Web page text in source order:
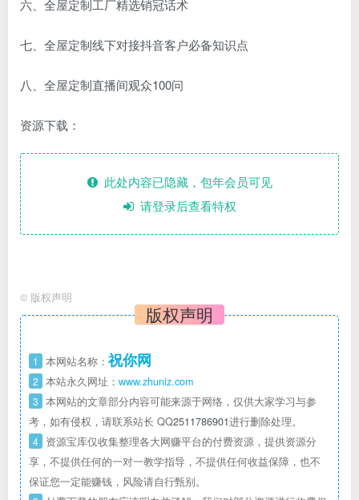
六、全屋定制工厂精选销冠话术
七、全屋定制线下对接抖音客户必备知识点
八、全屋定制直播间观众100问
资源下载：
此处内容已隐藏，包年会员可见
请登录后查看特权
© 版权声明
版权声明
1 本网站名称： 祝你网
2 本站永久网址： www.zhuniz.com
3 本网站的文章部分内容可能来源于网络，仅供大家学习与参
考，如有侵权，请联系站长 QQ2511786901进行删除处理。
4 资源宝库仅收集整理各大网赚平台的付费资源，提供资源分
享，不提供任何的一对一教学指导，不提供任何收益保障，也不
保证您一定能赚钱，风险请自行甄别。